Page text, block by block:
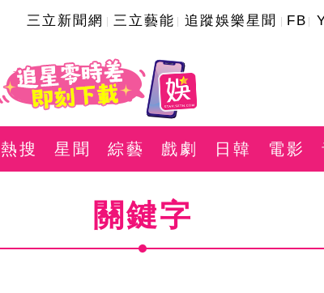
三立新聞網 三立藝能 追蹤娛樂星聞 FB
熱搜 星聞 綜藝 戲劇 日韓 電影
關鍵字